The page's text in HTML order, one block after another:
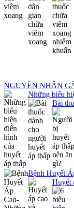
NGUYÊN NHÂN
Những biểu
Bài
Bệnh Huyết
Huyết